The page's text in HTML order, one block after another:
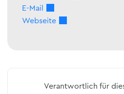
E-Mail
Webseite
Verantwortlich für